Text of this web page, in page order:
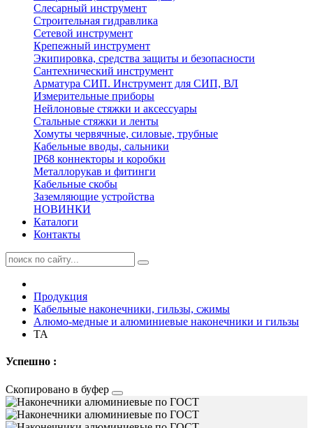
Слесарный инструмент
Строительная гидравлика
Сетевой инструмент
Крепежный инструмент
Экипировка, средства защиты и безопасности
Сантехнический инструмент
Арматура СИП. Инструмент для СИП, ВЛ
Измерительные приборы
Нейлоновые стяжки и аксессуары
Стальные стяжки и ленты
Хомуты червячные, силовые, трубные
Кабельные вводы, сальники
IP68 коннекторы и коробки
Металлорукав и фитинги
Кабельные скобы
Заземляющие устройства
НОВИНКИ
Каталоги
Контакты
Продукция
Кабельные наконечники, гильзы, сжимы
Алюмо-медные и алюминиевые наконечники и гильзы
ТА
Успешно :
Скопировано в буфер